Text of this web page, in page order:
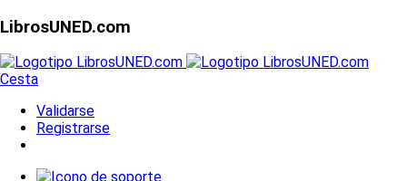
LibrosUNED.com
Cesta
Validarse
Registrarse